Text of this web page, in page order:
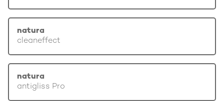
natura
cleaneffect
natura
antigliss Pro